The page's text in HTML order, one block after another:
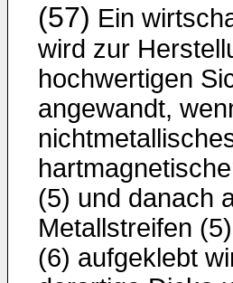
(57) Ein
wird zur
hochwertigen
angewandt,
(5) und danach
Metallstreifen
(6) aufgeklebt